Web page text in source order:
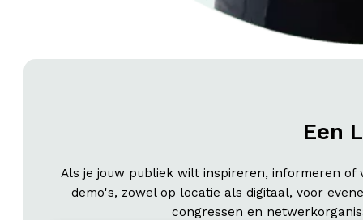
Een
Als je jouw publiek wilt inspireren, informeren of
demo's, zowel op locatie als digitaal, voor
congressen en